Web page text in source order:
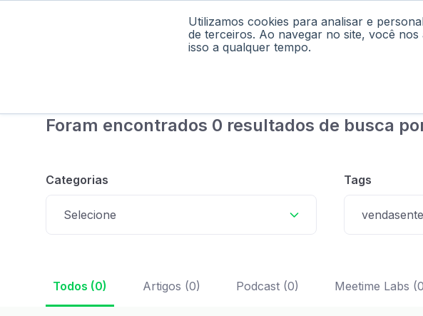
Utilizamos cookies para analisar e
de terceiros. Ao navegar no site, você
isso a qualquer tempo.
Home Podcast Materiais
Foram encontrados 0 resultados de busca
Categorias
Selecione
Tags
Todos (0) Artigos (0) Podcast (0) Meetime Labs